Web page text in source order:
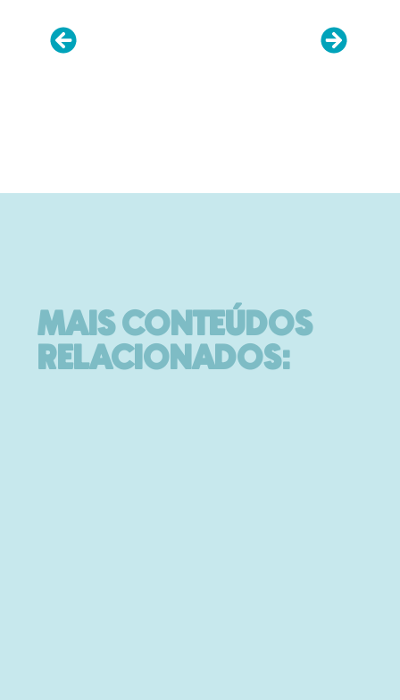
MAIS CONTEÚDOS
RELACIONADOS: